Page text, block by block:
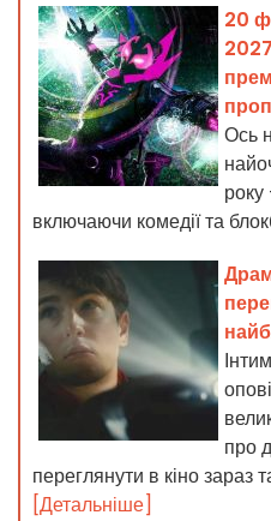
20
Ось
включаючи комедії та
про
переглянути в кіно зараз
[Детальніше]